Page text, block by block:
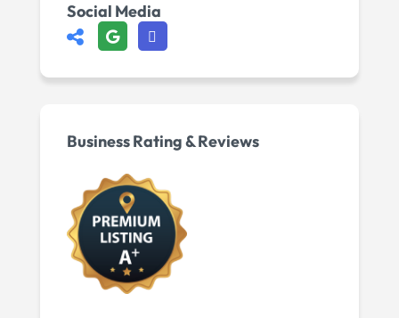
Social Media
Business Rating & Reviews